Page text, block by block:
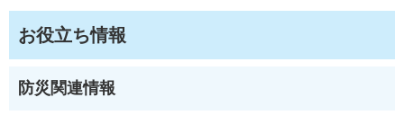
お役立ち情報
防災関連情報